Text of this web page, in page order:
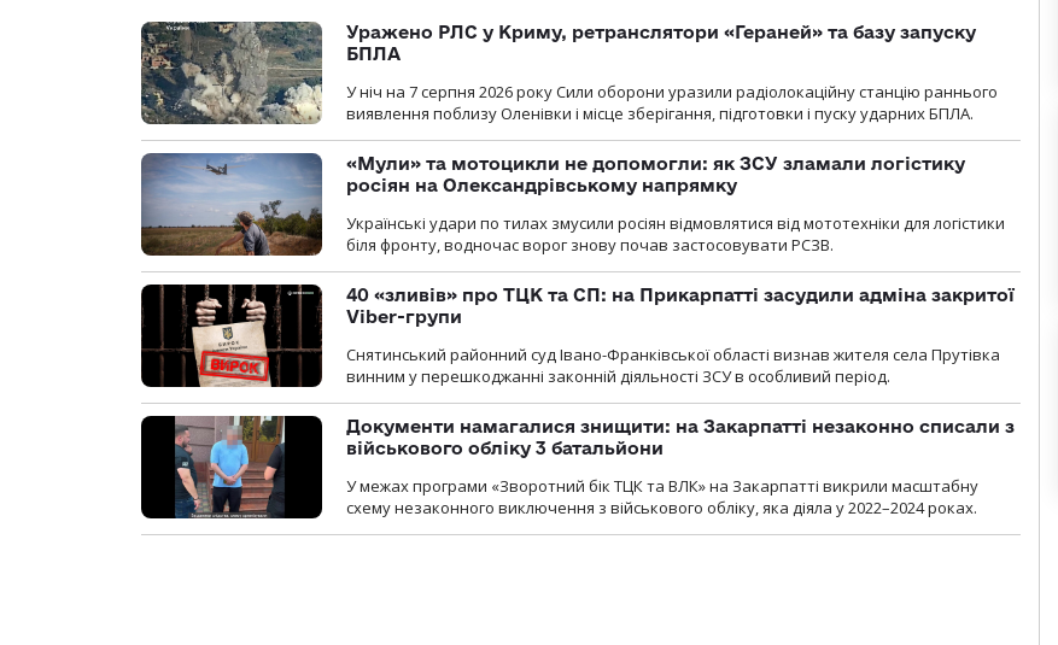
Уражено РЛС у Криму, ретранслятори «Гераней» та базу запуску
БПЛА
У ніч на 7 серпня 2026 року Сили оборони уразили радіолокаційну станцію раннього
виявлення поблизу Оленівки і місце зберігання, підготовки і пуску ударних БПЛА.
«Мули» та мотоцикли не допомогли: як ЗСУ зламали логістику
росіян на Олександрівському напрямку
Українські удари по тилах змусили росіян відмовлятися від мототехніки для логістики
біля фронту, водночас ворог знову почав застосовувати РСЗВ.
40 «зливів» про ТЦК та СП: на Прикарпатті засудили адміна закритої
Viber-групи
Снятинський районний суд Івано-Франківської області визнав жителя села Прутівка
винним у перешкоджанні законній діяльності ЗСУ в особливий період.
Документи намагалися знищити: на Закарпатті незаконно списали з
військового обліку 3 батальйони
У межах програми «Зворотний бік ТЦК та ВЛК» на Закарпатті викрили масштабну
схему незаконного виключення з військового обліку, яка діяла у 2022–2024 роках.